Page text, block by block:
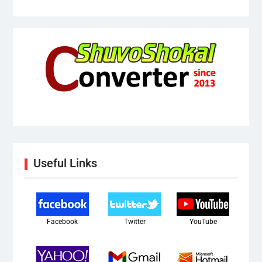
Useful Links
Facebook Twitter YouTube